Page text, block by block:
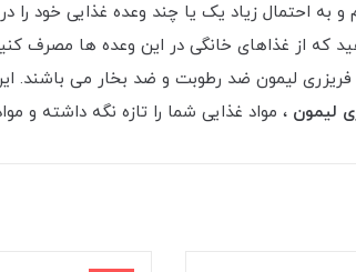
و به احتمال زیاد یک یا چند وعده غذایی خود
که از غذاهای خانگی در این وعده‌ ها مصرف
فریزری لیمون ضد رطوبت و ضد بخار می
، مواد غذایی شما را تازه نگه داشته و